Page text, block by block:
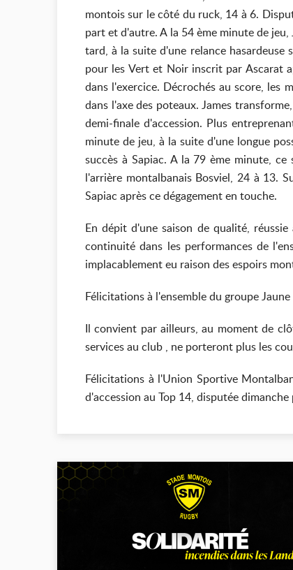
montois sur le côté du ruck, 14 à 6.
part et d'autre. A la 54 ème minute de
tard, à la suite d'une relance
pour les Vert et Noir inscrit par Ascarat
dans l'exercice. Décrochés au score,
dans l'axe des poteaux. James
demi-finale d'accession. Plus
minute de jeu, à la suite d'une longue
succès à Sapiac. A la 79 ème minute,
l'arrière montalbanais Bosviel, 24 à 13.
Sapiac après ce dégagement en touche.
En dépit d'une saison de qualité,
continuité dans les performances de
implacablement eu raison des espoirs
Félicitations à l'ensemble du groupe
Il convient par ailleurs, au moment de
services au club , ne porteront plus les
Félicitations à l'Union Sportive
d'accession au Top 14, disputée